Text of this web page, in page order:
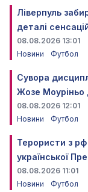
Ліверпуль
деталі
08.08.2026 13:01
Новини
Футбол
Сувора
Жозе Моуріньо
08.08.2026 12:01
Новини
Футбол
Терористи з рф
української
08.08.2026 11:01
Новини
Футбол